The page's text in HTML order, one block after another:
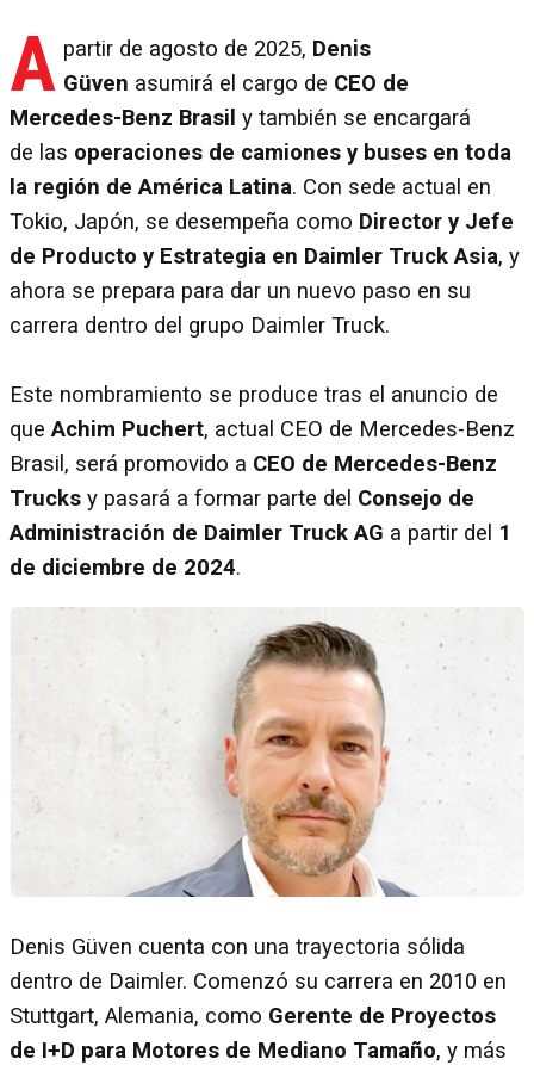
A partir de agosto de 2025, Denis
Güven asumirá el cargo de CEO de
Mercedes-Benz Brasil y también se encargará
de las operaciones de camiones y buses en toda
la región de América Latina. Con sede actual en
Tokio, Japón, se desempeña como Director y Jefe
de Producto y Estrategia en Daimler Truck Asia, y
ahora se prepara para dar un nuevo paso en su
carrera dentro del grupo Daimler Truck.
Este nombramiento se produce tras el anuncio de
queAchim Puchert, actual CEO de Mercedes-Benz
Brasil, será promovido a CEO de Mercedes-Benz
Trucks y pasará a formar parte del Consejo de
Administración de Daimler Truck AG a partir del 1
de diciembre de 2024.
Denis Güven cuenta con una trayectoria sólida
dentro de Daimler. Comenzó su carrera en 2010 en
Stuttgart, Alemania, como Gerente de Proyectos
de I+D para Motores de Mediano Tamaño, y más